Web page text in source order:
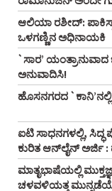
ಆಲಿಯಾ ರಶೀದ್‌:
ಒಳಗಣ್ಣಿನ ಅಧಿನಾಯಕಿ
`ಸಾರ’
ಅನುವಾದಿಸಿ!
ಹೊಸನಗರದ
ಐಟಿ ಸಾಧನಗಳಲ್ಲಿ,
ಕುರಿತ ಆನ್‌ಲೈನ್‌ ಅರ್ಜಿ :
ಮಾತೃಭಾಷೆಯಲ್ಲಿ
ಚಳವಳಿಯತ್ತ